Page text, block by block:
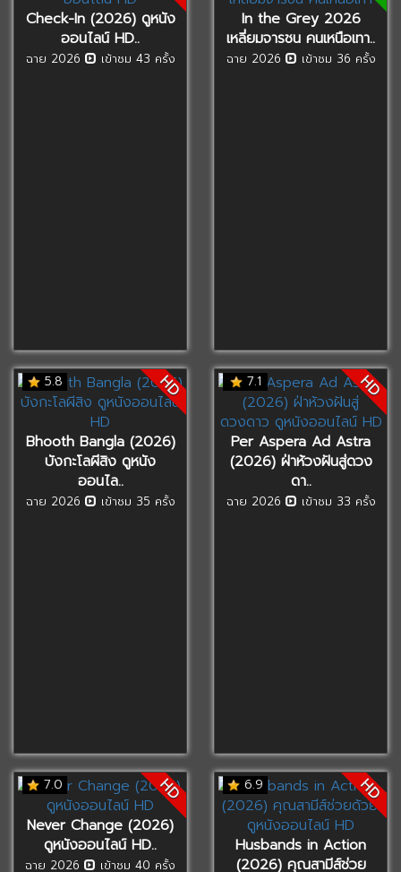
Check-In (2026) ดูหนัง
ออนไลน์ HD..
ฉาย 2026 เข้าชม 43 ครั้ง
In the Grey 2026
เหลี่ยมจารชน คนเหนือเทา..
ฉาย 2026 เข้าชม 36 ครั้ง
5.8 HD
Bhooth Bangla (2026)
บังกะโลผีสิง ดูหนัง
ออนไล..
ฉาย 2026 เข้าชม 35 ครั้ง
7.1 HD
Per Aspera Ad Astra
(2026) ฝ่าห้วงฝันสู่ดวง
ดา..
ฉาย 2026 เข้าชม 33 ครั้ง
7.0 HD
Never Change (2026)
ดูหนังออนไลน์ HD..
ฉาย 2026 เข้าชม 40 ครั้ง
6.9 HD
Husbands in Action
(2026) คุณสามีส์ช่วย